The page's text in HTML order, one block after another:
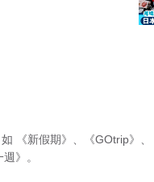
《新假期》 《GOtrip》
》 。